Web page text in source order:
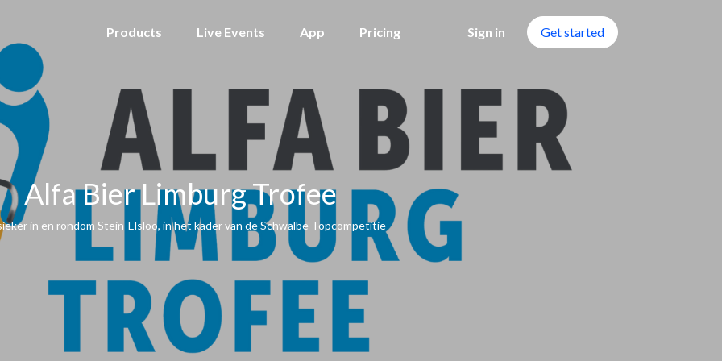
Products Live Events App Pricing Sign in Get started
Alfa Bier Limburg Trofee
in en rondom Stein-Elsloo, in het kader van de Schwalbe Topcompetitie